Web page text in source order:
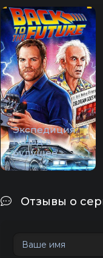
Экспедиция:
Назад в
будущее
Отзывы о